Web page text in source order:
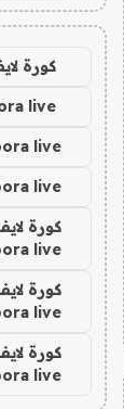
كورة
live
live
live
كورة
live
كورة
live
كورة
live